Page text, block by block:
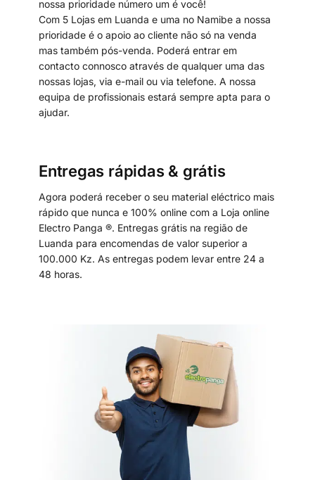
nossa prioridade número um é você!
Com 5 Lojas em Luanda e uma no Namibe a nossa
prioridade é o apoio ao cliente não só na venda
mas também pós-venda. Poderá entrar em
contacto connosco através de qualquer uma das
nossas lojas, via e-mail ou via telefone. A nossa
equipa de profissionais estará sempre apta para o
ajudar.
Entregas rápidas & grátis
Agora poderá receber o seu material eléctrico mais
rápido que nunca e 100% online com a Loja online
Electro Panga ®. Entregas grátis na região de
Luanda para encomendas de valor superior a
100.000 Kz. As entregas podem levar entre 24 a
48 horas.